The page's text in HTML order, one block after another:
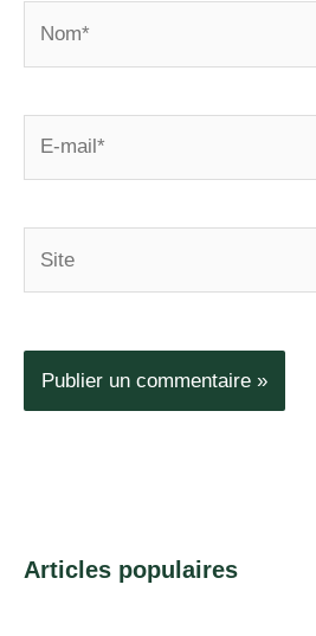
Articles populaires